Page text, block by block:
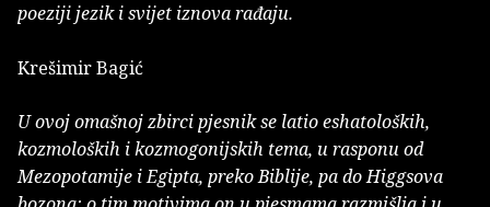
poeziji jezik i svijet iznova rađaju.
Krešimir Bagić
U ovoj omašnoj zbirci pjesnik se latio eshatoloških,
kozmoloških i kozmogonijskih tema, u rasponu od
Mezopotamije i Egipta, preko Biblije, pa do Higgsova